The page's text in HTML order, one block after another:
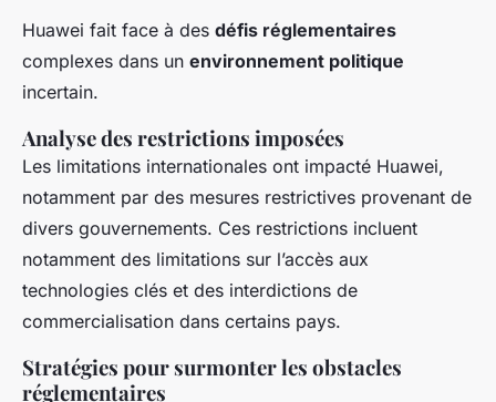
Huawei fait face à des défis réglementaires
complexes dans un environnement politique
incertain.
Analyse des restrictions imposées
Les limitations internationales ont impacté Huawei,
notamment par des mesures restrictives provenant de
divers gouvernements. Ces restrictions incluent
notamment des limitations sur l’accès aux
technologies clés et des interdictions de
commercialisation dans certains pays.
Stratégies pour surmonter les obstacles
réglementaires